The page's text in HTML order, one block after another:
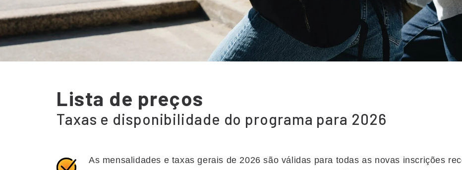
Lista de preços
Taxas e disponibilidade do programa para 2026
As mensalidades e taxas gerais de 2026 são válidas para todas as novas inscrições